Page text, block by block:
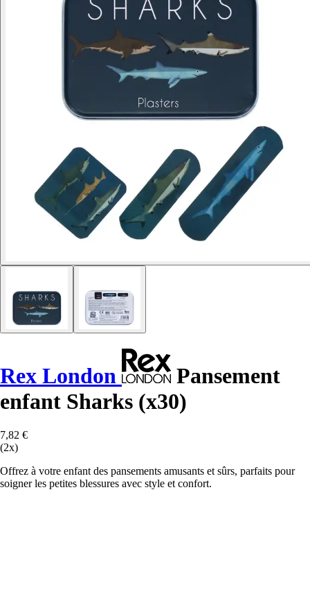
Rex London
Pansement
enfant Sharks (x30)
7,82 €
(2x)
Offrez à votre enfant des pansements amusants et sûrs, parfaits pour
soigner les petites blessures avec style et confort.